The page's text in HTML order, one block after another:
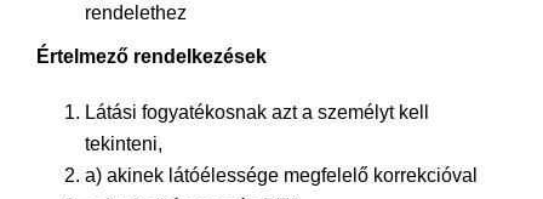
rendelethez
Értelmező rendelkezések
Látási fogyatékosnak azt a személyt kell
tekinteni,
a) akinek látóélessége megfelelő korrekcióval